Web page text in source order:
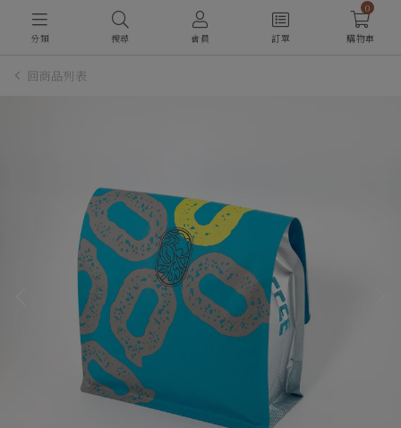
分類 搜尋 會員 訂單
0
購物車
回商品列表